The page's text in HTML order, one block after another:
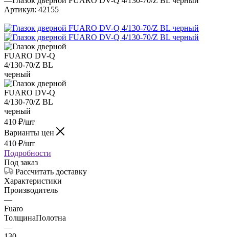
Артикул: 42155
410 ₽/шт
Варианты цен
410 ₽/шт
Подробности
Под заказ
Рассчитать доставку
Характеристики
Производитель
—
Fuaro
ТолщинаПолотна
—